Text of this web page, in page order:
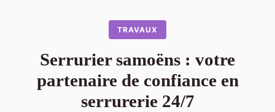
TRAVAUX
Serrurier samoëns : votre
partenaire de confiance en
serrurerie 24/7